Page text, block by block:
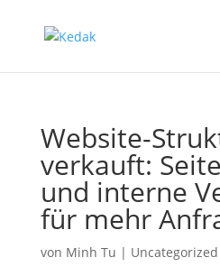
Website-
verkauft:
und interne
für mehr
von Minh Tu | Uncategorized